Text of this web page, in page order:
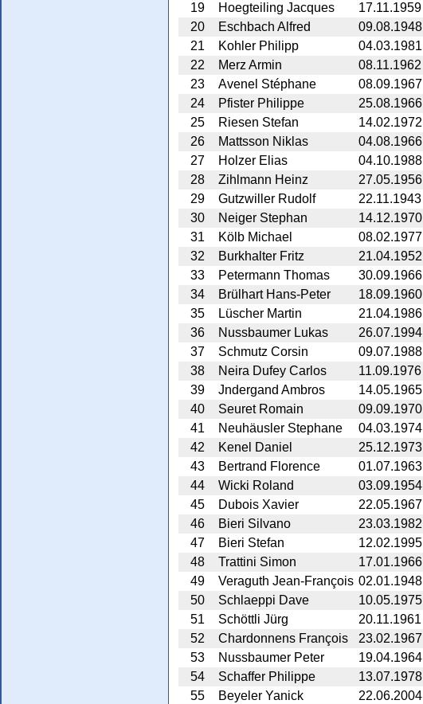
19
Hoegteiling Jacques 17.11.1959
20
Eschbach Alfred 09.08.1948
21
Kohler Philipp 04.03.1981
22
Merz Armin 08.11.1962
23
Avenel Stéphane 08.09.1967
24
Pfister Philippe 25.08.1966
25
Riesen Stefan 14.02.1972
26
Mattsson Niklas 04.08.1966
27
Holzer Elias 04.10.1988
28
Zihlmann Heinz 27.05.1956
29
Gutzwiller Rudolf 22.11.1943
30
Neiger Stephan 14.12.1970
31
Kölb Michael 08.02.1977
32
Burkhalter Fritz 21.04.1952
33
Petermann Thomas 30.09.1966
34
Brülhart Hans-Peter 18.09.1960
35
Lüscher Martin 21.04.1986
36
Nussbaumer Lukas 26.07.1994
37
Schmutz Corsin 09.07.1988
38
Neira Dufey Carlos 11.09.1976
39
Jndergand Ambros 14.05.1965
40
Seuret Romain 09.09.1970
41
Neuhäusler Stephane 04.03.1974
42
Kenel Daniel 25.12.1973
43
Bertrand Florence 01.07.1963
44
Wicki Roland 03.09.1954
45
Dubois Xavier 22.05.1967
46
Bieri Silvano 23.03.1982
47
Bieri Stefan 12.02.1995
48
Trattini Simon 17.01.1966
49
Veraguth Jean-François 02.01.1948
50
Schlaeppi Dave 10.05.1975
51
Schöttli Jürg 20.11.1961
52
Chardonnens François 23.02.1967
53
Nussbaumer Peter 19.04.1964
54
Schaffer Philippe 13.07.1978
55
Beyeler Yanick 22.06.2004